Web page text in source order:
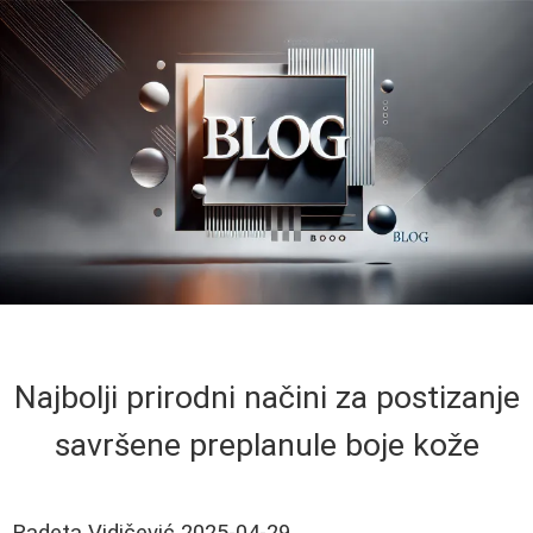
Najbolji prirodni načini za postizanje
savršene preplanule boje kože